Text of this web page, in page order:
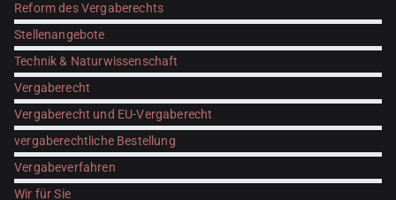
Reform des Vergaberechts
Stellenangebote
Technik & Naturwissenschaft
Vergaberecht
Vergaberecht und EU-Vergaberecht
vergaberechtliche Bestellung
Vergabeverfahren
Wir für Sie